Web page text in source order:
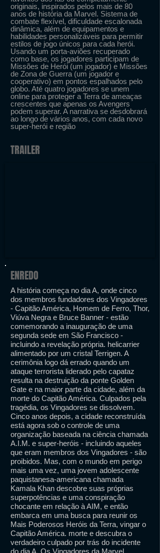
originais, inspirados pelos mais de 80
anos de história da Marvel. Sistema de
combate flexível, dificuldade escalonada
dinâmica, além de equipamentos e
habilidades personalizáveis para permitir
estilos de jogo únicos para cada herói.
Usando um porta-aviões recuperado
como base, os jogadores participam de
Missões de Herói (um jogador) e Missões
de Zona de Guerra (um jogador e
cooperativo) em pontos espalhados pelo
globo. Até quatro jogadores se unem
online para proteger a Terra de ameaças
crescentes que apenas os Avengers
podem superar. A narrativa se desdobrará
ao longo de vários anos, com cada novo
super-herói e região
TRAILER
ENREDO
A história começa no dia A, onde cinco
dos membros fundadores dos Vingadores
- Capitão América, Homem de Ferro, Thor,
Viúva Negra e Bruce Banner - estão
comemorando a inauguração de uma
segunda sede em São Francisco -
incluindo a revelação própria. helicarrier
alimentado por um cristal Terrigen. A
cerimônia logo dá errado quando um
ataque terrorista liderado pelo capataz
resulta na destruição da ponte Golden
Gate e na maior parte da cidade, além da
morte do Capitão América. Culpados pela
tragédia, os Vingadores se dissolvem.
Cinco anos depois, a cidade reconstruída
está agora sob o controle de uma
organização baseada na ciência chamada
A.I.M. e super-heróis - incluindo aqueles
que eram membros dos Vingadores - são
proibidos. Mas, com o mundo em perigo
mais uma vez, uma jovem adolescente
paquistanesa-americana chamada
Kamala Khan descobre suas próprias
superpotências e uma conspiração
chocante em relação à AIM, e então
embarca em uma busca para reunir os
Mais Poderosos Heróis da Terra, vingar o
Capitão América. morte e descubra o
verdadeiro culpado por trás do incidente
do dia A. Os Vingadores da Marvel